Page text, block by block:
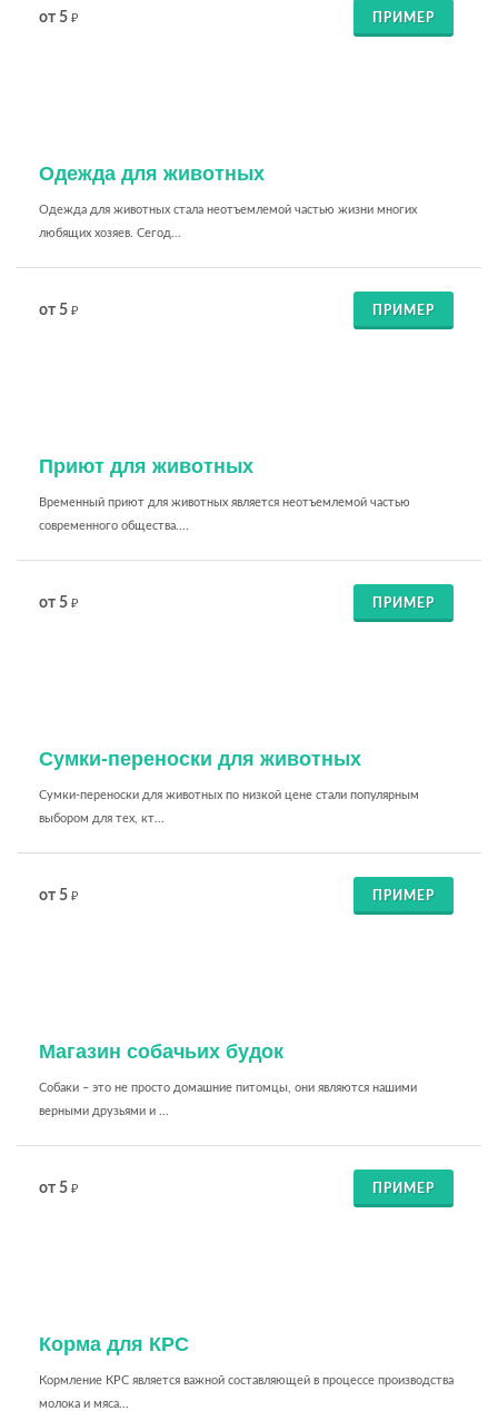
от 5 ₽ ПРИМЕР
Одежда для животных
Одежда для животных стала неотъемлемой частью жизни многих
любящих хозяев. Сегод...
от 5 ₽ ПРИМЕР
Приют для животных
Временный приют для животных является неотъемлемой частью
современного общества....
от 5 ₽ ПРИМЕР
Сумки-переноски для животных
Сумки-переноски для животных по низкой цене стали популярным
выбором для тех, кт...
от 5 ₽ ПРИМЕР
Магазин собачьих будок
Собаки – это не просто домашние питомцы, они являются нашими
верными друзьями и ...
от 5 ₽ ПРИМЕР
Корма для КРС
Кормление КРС является важной составляющей в процессе производства
молока и мяса...